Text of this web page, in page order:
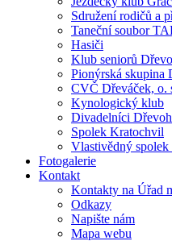
Sdružení rodičů a
Taneční soubor
Hasiči
Klub seniorů
Pionýrská skupina
CVČ Dřeváček, o.
Kynologický klub
Divadelníci
Spolek Kratochvil
Vlastivědný spolek
Fotogalerie
Kontakt
Kontakty na Úřad
Odkazy
Napište nám
Mapa webu